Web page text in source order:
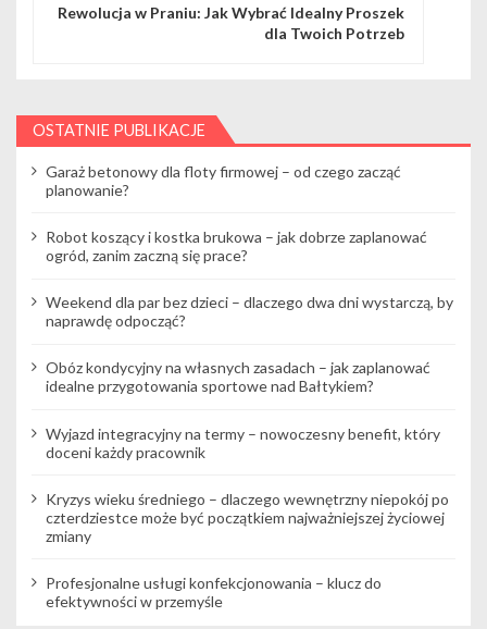
j
a
w
p
u
Rewolucja w Praniu: Jak Wybrać Idealny Proszek
dla Twoich Potrzeb
OSTATNIE PUBLIKACJE
Garaż betonowy dla floty firmowej – od czego zacząć
planowanie?
Robot koszący i kostka brukowa – jak dobrze zaplanować
ogród, zanim zaczną się prace?
Weekend dla par bez dzieci – dlaczego dwa dni wystarczą, by
naprawdę odpocząć?
Obóz kondycyjny na własnych zasadach – jak zaplanować
idealne przygotowania sportowe nad Bałtykiem?
Wyjazd integracyjny na termy – nowoczesny benefit, który
doceni każdy pracownik
Kryzys wieku średniego – dlaczego wewnętrzny niepokój po
czterdziestce może być początkiem najważniejszej życiowej
zmiany
Profesjonalne usługi konfekcjonowania – klucz do
efektywności w przemyśle